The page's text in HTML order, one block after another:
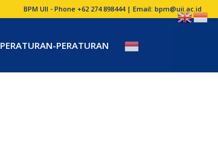
BPM UII - Phone +62 274 898444 | Email:bpm@uii.ac.id
PERATURAN-PERATURAN